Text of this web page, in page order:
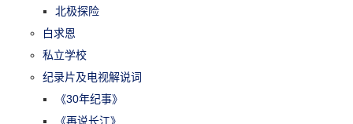
北极探险
白求恩
私立学校
纪录片及电视解说词
《30年纪事》
《再说长江》